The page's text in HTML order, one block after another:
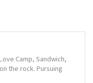
Camp, Sandwich,
the rock. Pursuing